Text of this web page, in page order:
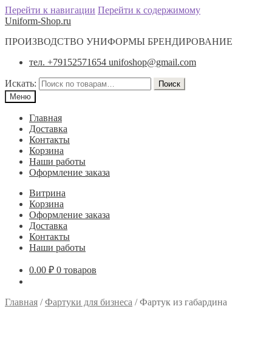
Перейти к навигации Перейти к содержимому
Uniform-Shop.ru
ПРОИЗВОДСТВО УНИФОРМЫ БРЕНДИРОВАНИЕ
тел. +79152571654 unifoshop@gmail.com
Искать:
Поиск
Меню
Главная
Доставка
Контакты
Корзина
Наши работы
Оформление заказа
Витрина
Корзина
Оформление заказа
Доставка
Контакты
Наши работы
0.00 ₽ 0 товаров
Главная /Фартуки для бизнеса /Фартук из габардина